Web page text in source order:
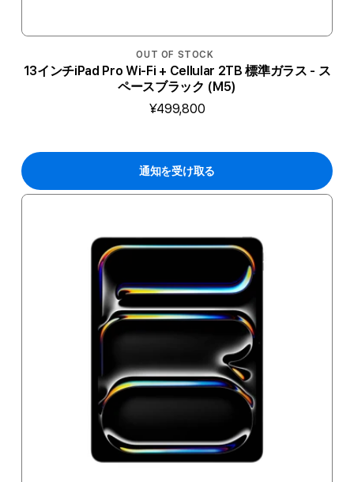
OUT OF STOCK
13インチiPad Pro Wi-Fi + Cellular 2TB 標準ガラス - ス
ペースブラック (M5)
¥499,800
通知を受け取る